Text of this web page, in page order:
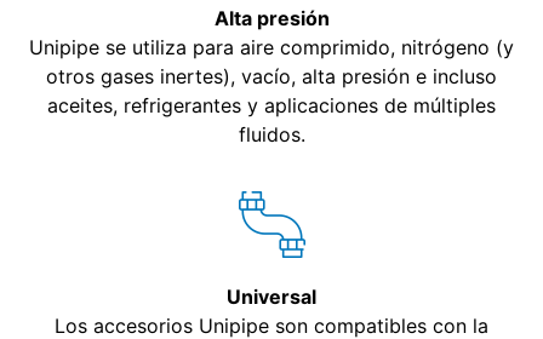
Alta presión
Unipipe se utiliza para aire comprimido, nitrógeno (y
otros gases inertes), vacío, alta presión e incluso
aceites, refrigerantes y aplicaciones de múltiples
fluidos.
Universal
Los accesorios Unipipe son compatibles con la